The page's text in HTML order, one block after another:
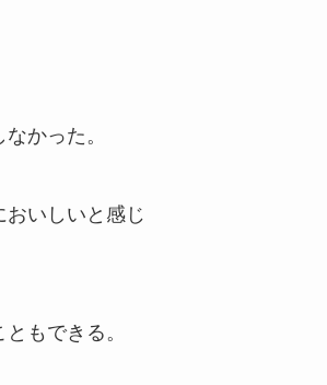
かった。
いしいと感じ
もできる。